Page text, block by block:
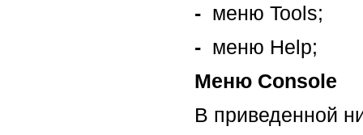
- меню Tools;
- меню Help;
Меню Console
В приведенной